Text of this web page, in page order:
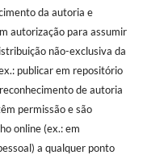
da autoria e
autorização para assumir
não-exclusiva da
publicar em repositório
de autoria
permissão e são
online (ex.: em
a qualquer ponto